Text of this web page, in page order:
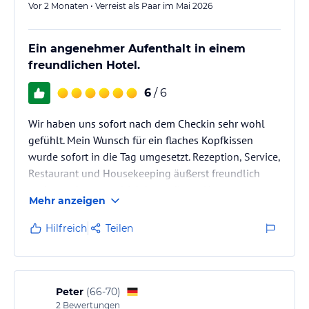
Vor 2 Monaten • Verreist als Paar im Mai 2026
Ein angenehmer Aufenthalt in einem
freundlichen Hotel.
6 / 6
Wir haben uns sofort nach dem Checkin sehr wohl
gefühlt. Mein Wunsch für ein flaches Kopfkissen
wurde sofort in die Tag umgesetzt. Rezeption, Service,
Restaurant und Housekeeping äußerst freundlich
bedenkenlos weiterempfehlen. Vielen Dank an das
ganze Team für diesen tollen und stressfreien
Mehr anzeigen
Hilfreich Teilen
Peter (66-70)
2 Bewertungen